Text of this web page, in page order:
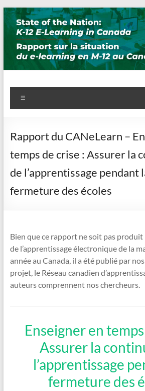
Skip
to
content
State of the
Learning in
Rapport du CANeLearn –
temps de crise : Assurer la
de l’apprentissage pendant
fermeture des écoles
Bien que ce rapport ne soit pas produit
de l’apprentissage électronique de la
année au Canada, il a été publié par
projet, le Réseau canadien
auteurs comprennent nos chercheurs.
Enseigner en
Assurer la
l’apprentissage
fermeture des